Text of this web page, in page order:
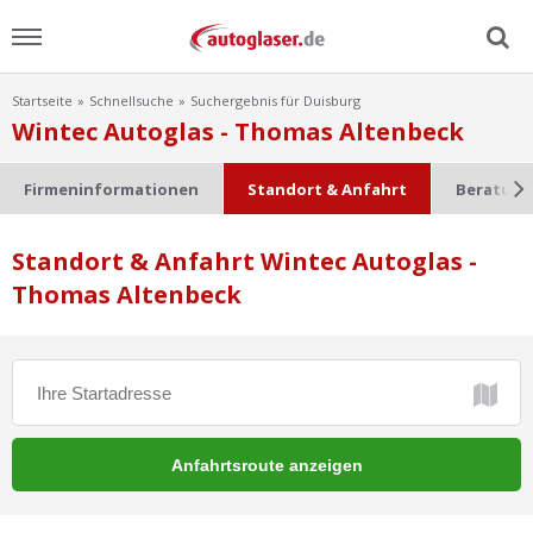
Menu
Home
Ratgeber
Scheibensuche
Startseite Schnellsuche Suchergebnis für Duisburg
Wintec Autoglas - Thomas Altenbeck
Firmeninformationen Standort & Anfahrt
Standort & Anfahrt Wintec Autoglas -
Thomas Altenbeck